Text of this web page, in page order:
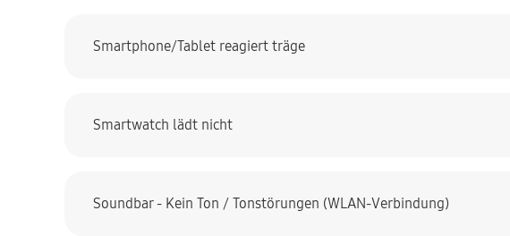
Smartphone/Tablet reagiert träge
Smartwatch lädt nicht
Soundbar - Kein Ton / Tonstörungen (WLAN-Verbindung)